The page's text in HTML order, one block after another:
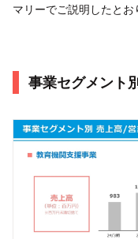
マリーでご説明したとお
事業セグメント